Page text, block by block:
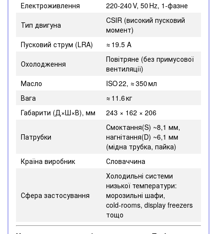
Електроживлення
220‑240 V, 50 Hz, 1‑фазне
Тип двигуна
CSIR (високий пусковий
момент)
Пусковий струм (LRA)
≈ 19.5 A
Охолодження
Повітряне (без примусової
вентиляції)
Масло
ISO 22, ≈ 350 мл
Вага
≈ 11.6 кг
Габарити (Д×Ш×В), мм
243 × 162 × 206
Патрубки
Смоктання(S) ~8,1 мм,
нагнітання(D) ~6,1 мм
(мідна трубка, пайка)
Країна виробник
Словаччина
Сфера застосування
Холодильні системи
низької температури:
морозильні шафи,
cold‑rooms, display freezers
тощо